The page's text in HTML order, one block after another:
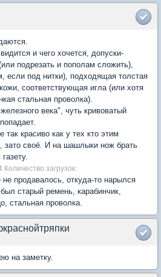
и чего хочется, допуски-
подрезать и пополам сложить),
если под нитки), подходящая толстая
соответствующая игла (или хотя
стальная проволка).
века", чуть кривоватый
красиво как у тех кто этим
зато своё. И на шашлыки нож брать
Количество загрузок:
не продавалось, откуда-то нарылся
старый ремень, карабинчик,
стальная проволка.
на заметку.